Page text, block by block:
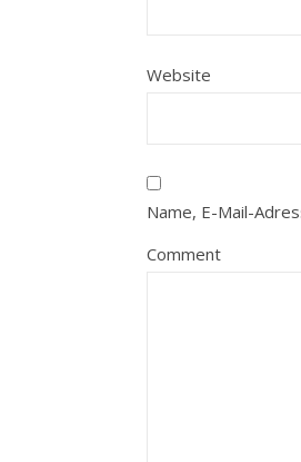
Website
Name, E-Mail-
Comment